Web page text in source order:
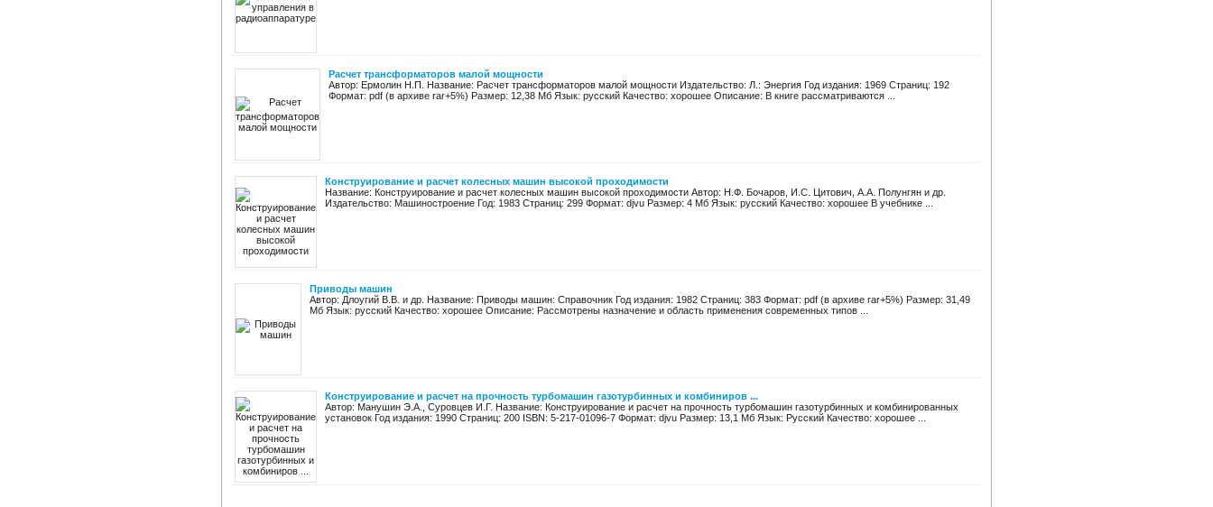
Расчет трансформаторов малой мощности
Автор: Ермолин Н.П. Название: Расчет трансформаторов малой мощности Издательство: Л.: Энергия Год издания: 1969 Страниц: 192
Формат: pdf (в архиве rar+5%) Размер: 12,38 Мб Язык: русский Качество: хорошее Описание: В книге рассматриваются ...
Конструирование и расчет колесных машин высокой проходимости
Название: Конструирование и расчет колесных машин высокой проходимости Автор: Н.Ф. Бочаров, И.С. Цитович, А.А. Полунгян и др.
Издательство: Машиностроение Год: 1983 Страниц: 299 Формат: djvu Размер: 4 Мб Язык: русский Качество: хорошее В учебнике ...
Приводы машин
Автор: Длоугий В.В. и др. Название: Приводы машин: Справочник Год издания: 1982 Страниц: 383 Формат: pdf (в архиве rar+5%) Размер: 31,49
Мб Язык: русский Качество: хорошее Описание: Рассмотрены назначение и область применения современных типов ...
Конструирование и расчет на прочность турбомашин газотурбинных и комбиниров ...
Автор: Манушин Э.А., Суровцев И.Г. Название: Конструирование и расчет на прочность турбомашин газотурбинных и комбинированных
установок Год издания: 1990 Страниц: 200 ISBN: 5-217-01096-7 Формат: djvu Размер: 13,1 Мб Язык: Русский Качество: хорошее ...